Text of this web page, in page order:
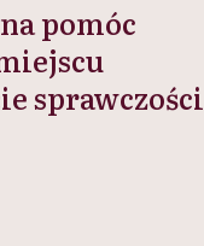
pomóc
sprawczości